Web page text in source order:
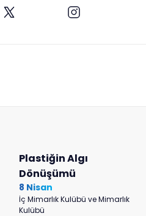
Plastiğin Algı
Dönüşümü
8 Nisan
İç Mimarlık Kulübü ve Mimarlık
Kulübü